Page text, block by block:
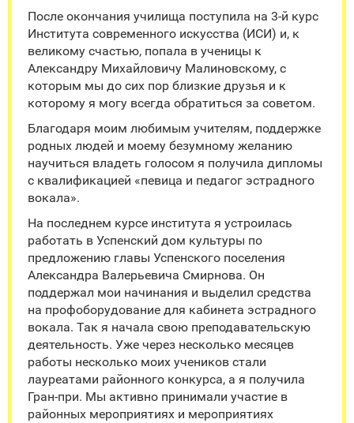
После окончания училища поступила на 3-й курс
Института современного искусства (ИСИ) и, к
великому счастью, попала в ученицы к
Александру Михайловичу Малиновскому, с
которым мы до сих пор близкие друзья и к
которому я могу всегда обратиться за советом.
Благодаря моим любимым учителям, поддержке
родных людей и моему безумному желанию
научиться владеть голосом я получила дипломы
с квалификацией «певица и педагог эстрадного
вокала».
На последнем курсе института я устроилась
работать в Успенский дом культуры по
предложению главы Успенского поселения
Александра Валерьевича Смирнова. Он
поддержал мои начинания и выделил средства
на профоборудование для кабинета эстрадного
вокала. Так я начала свою преподавательскую
деятельность. Уже через несколько месяцев
работы несколько моих учеников стали
лауреатами районного конкурса, а я получила
Гран-при. Мы активно принимали участие в
районных мероприятиях и мероприятиях